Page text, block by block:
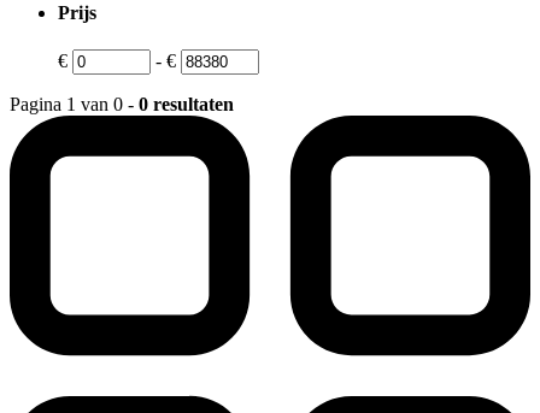
Prijs
€ - €
Pagina 1 van 0 - 0 resultaten